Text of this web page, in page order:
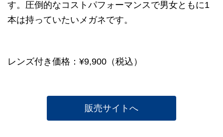
す。圧倒的なコストパフォーマンスで男女ともに1
本は持っていたいメガネです。
レンズ付き価格：¥9,900（税込）
販売サイトへ